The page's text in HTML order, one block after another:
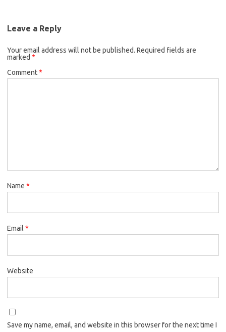
Leave a Reply
Your email address will not be published. Required fields are
marked *
Comment*
Name *
Email *
Website
Save my name, email, and website in this browser for the next time I